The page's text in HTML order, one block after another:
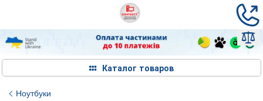
Каталог товаров
Ноутбуки